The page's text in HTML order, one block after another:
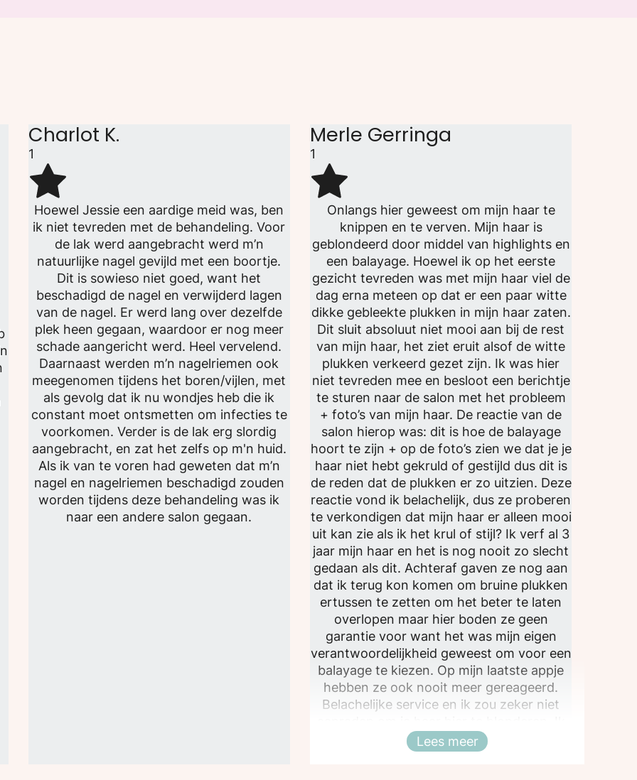
Charlot K.
1
Hoewel Jessie een aardige meid was, ben
ik niet tevreden met de behandeling. Voor
de lak werd aangebracht werd m’n
natuurlijke nagel gevijld met een boortje.
Dit is sowieso niet goed, want het
beschadigd de nagel en verwijderd lagen
van de nagel. Er werd lang over dezelfde
plek heen gegaan, waardoor er nog meer
schade aangericht werd. Heel vervelend.
Daarnaast werden m’n nagelriemen ook
meegenomen tijdens het boren/vijlen, met
als gevolg dat ik nu wondjes heb die ik
constant moet ontsmetten om infecties te
voorkomen. Verder is de lak erg slordig
aangebracht, en zat het zelfs op m'n huid.
Als ik van te voren had geweten dat m’n
nagel en nagelriemen beschadigd zouden
worden tijdens deze behandeling was ik
naar een andere salon gegaan.
Merle Gerringa
1
Onlangs hier geweest om mijn haar te
knippen en te verven. Mijn haar is
geblondeerd door middel van highlights en
een balayage. Hoewel ik op het eerste
gezicht tevreden was met mijn haar viel de
dag erna meteen op dat er een paar witte
dikke gebleekte plukken in mijn haar zaten.
Dit sluit absoluut niet mooi aan bij de rest
van mijn haar, het ziet eruit alsof de witte
plukken verkeerd gezet zijn. Ik was hier
niet tevreden mee en besloot een berichtje
te sturen naar de salon met het probleem
+ foto’s van mijn haar. De reactie van de
salon hierop was: dit is hoe de balayage
hoort te zijn + op de foto’s zien we dat je je
haar niet hebt gekruld of gestijld dus dit is
de reden dat de plukken er zo uitzien. Deze
reactie vond ik belachelijk, dus ze proberen
te verkondigen dat mijn haar er alleen mooi
uit kan zie als ik het krul of stijl? Ik verf al 3
jaar mijn haar en het is nog nooit zo slecht
gedaan als dit. Achteraf gaven ze nog aan
dat ik terug kon komen om bruine plukken
ertussen te zetten om het beter te laten
overlopen maar hier boden ze geen
garantie voor want het was mijn eigen
verantwoordelijkheid geweest om voor een
balayage te kiezen. Op mijn laatste appje
hebben ze ook nooit meer gereageerd.
Belachelijke service en ik zou zeker niet
ga naar een andere kapper om het op te
laten lossen.
Sluiten
Lees meer